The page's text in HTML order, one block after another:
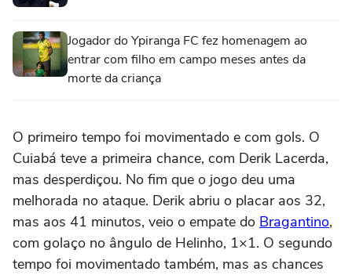
Jogador do Ypiranga FC fez homenagem ao
entrar com filho em campo meses antes da
morte da criança
O primeiro tempo foi movimentado e com gols. O
Cuiabá teve a primeira chance, com Derik Lacerda,
mas desperdiçou. No fim que o jogo deu uma
melhorada no ataque. Derik abriu o placar aos 32,
mas aos 41 minutos, veio o empate do Bragantino,
com golaço no ângulo de Helinho, 1×1. O segundo
tempo foi movimentado também, mas as chances